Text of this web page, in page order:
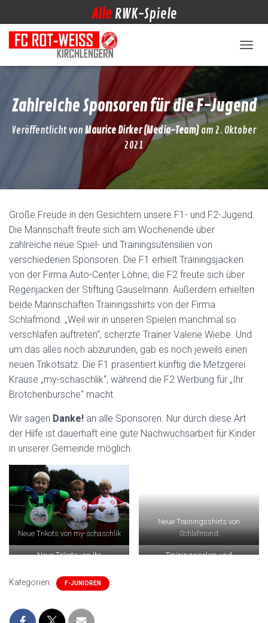
Alle RWK-Spiele
Zahlreiche Sponsoren für die F-Jugend
Veröffentlicht von Maurice Dirker (Media-Team) am 2. Oktober
2021
Große Freude in den Gesichtern unsere F1- und F2-Jugend.
Die Mannschaft freute sich am Wochenende über
zahlreiche neue Spiel- und Trainingsutensilien von
verschiedenen Sponsoren. Die F1 erhielt Trainingsjacken
von der Firma Auto-Center Löhne, die F2 freute sich über
Regenjacken der Stiftung Gauselmann. Außerdem erhielten
beide Mannschaften Trainingsshirts von der Firma
Schlafmond. „Weil wir in unseren Spielen manchmal so
verschlafen auftreten“, scherzte Trainer Valerie Wiebe. Und
um das alles noch abzurunden, gab es noch jeweils einen
neuen Trikotsatz. Die F1 präsentiert künftig die Metzgerei
Krause „my-schaschlik“, während die F2 Werbung für „Ihr
Brötchenbursche“ macht.
Wir sagen Danke! an alle Sponsoren. Nur durch diese Art
der Hilfe ist dauerhaft eine gute Nachwuchsarbeit für Kinder
in unserer Gemeinde möglich.
Neue Trikots von my-schaschlik
Neue Trainingsshirts von
Schlafmond
Neue Trikots von Ihr
Trainingsjacken und
Kategorien: F-JUNIOREN